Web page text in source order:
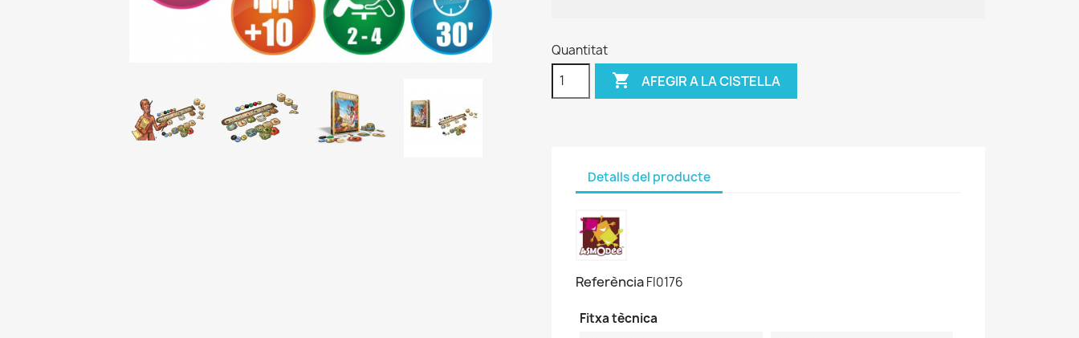
Quantitat
 AFEGIR A LA CISTELLA
Detalls del producte
ReferènciaFI0176
Fitxa tècnica